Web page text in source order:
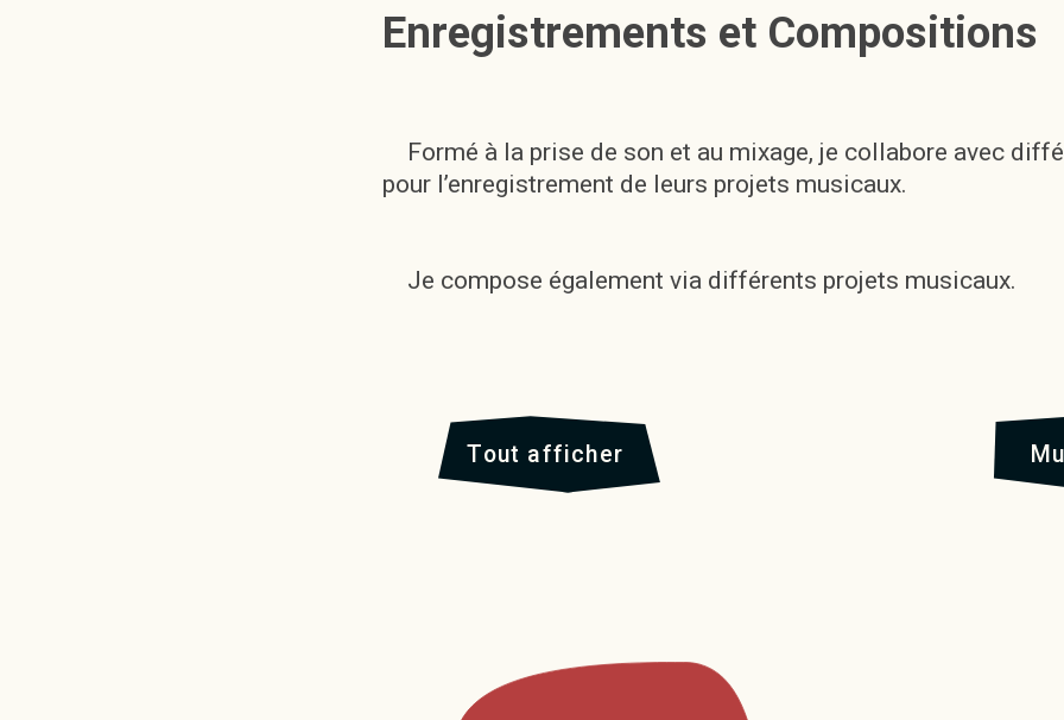
Enregistrements et Compositions
Formé à la prise de son et au mixage, je collabore avec
pour l’enregistrement de leurs projets musicaux.
Je compose également via différents projets musicaux.
Tout afficher